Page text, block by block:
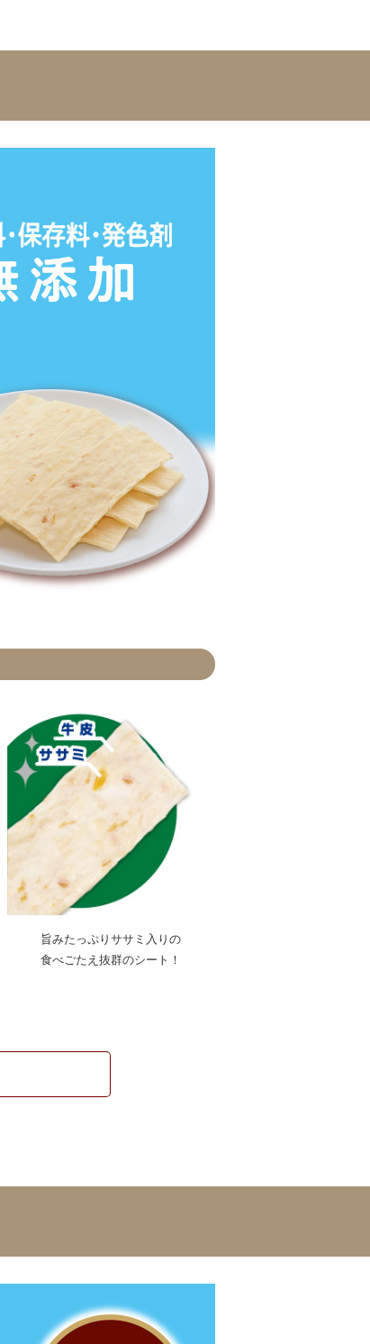
旨みたっぷりササミ入りの
食べごたえ抜群のシート！